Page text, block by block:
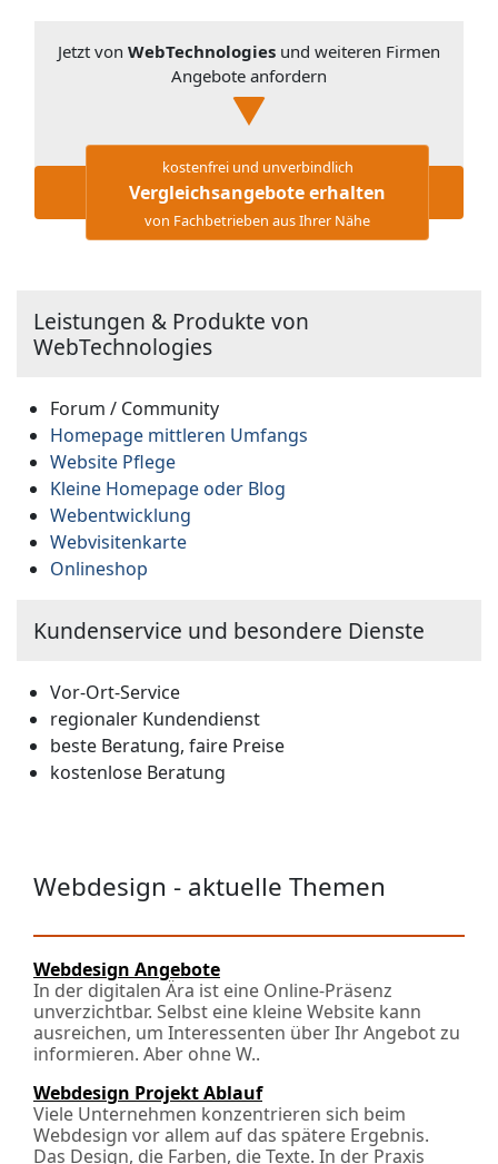
Jetzt von WebTechnologies und weiteren Firmen
Angebote anfordern
kostenfrei und unverbindlich
Vergleichsangebote erhalten
von Fachbetrieben aus Ihrer Nähe
Leistungen & Produkte von
WebTechnologies
Forum / Community
Homepage mittleren Umfangs
Website Pflege
Kleine Homepage oder Blog
Webentwicklung
Webvisitenkarte
Onlineshop
Kundenservice und besondere Dienste
Vor-Ort-Service
regionaler Kundendienst
beste Beratung, faire Preise
kostenlose Beratung
Webdesign - aktuelle Themen
Webdesign Angebote
In der digitalen Ära ist eine Online-Präsenz
unverzichtbar. Selbst eine kleine Website kann
ausreichen, um Interessenten über Ihr Angebot zu
informieren. Aber ohne W..
Webdesign Projekt Ablauf
Viele Unternehmen konzentrieren sich beim
Webdesign vor allem auf das spätere Ergebnis.
Das Design, die Farben, die Texte. In der Praxis